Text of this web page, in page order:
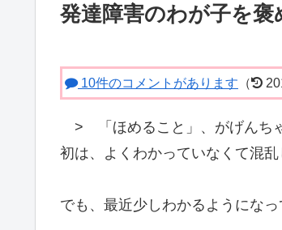
発達障害のわが子を褒
10件のコメントがあります （
> 「ほめること」、がげんち
初は、よくわかっていなくて混乱
でも、最近少しわかるようになっ